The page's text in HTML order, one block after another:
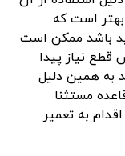
بهتر است که
باشد ممکن است
نیاز پیدا
به همین دلیل
مستثنا
به تعمیر